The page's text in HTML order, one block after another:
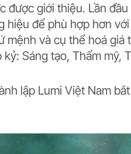
được giới thiệu. Lần
hiệu để phù hợp hơn
mệnh và cụ thể hoá
Sáng tạo, Thẩm mỹ,
lập Lumi Việt Nam